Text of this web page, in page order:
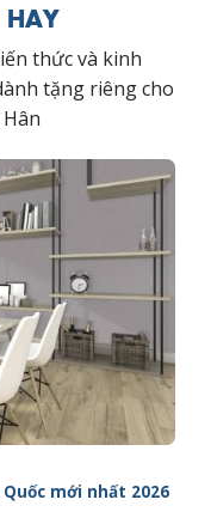
HAY
thức và kinh
tặng riêng cho
mới nhất 2026